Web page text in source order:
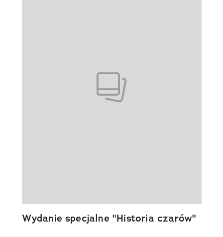
Wydanie specjalne "Historia czarów"